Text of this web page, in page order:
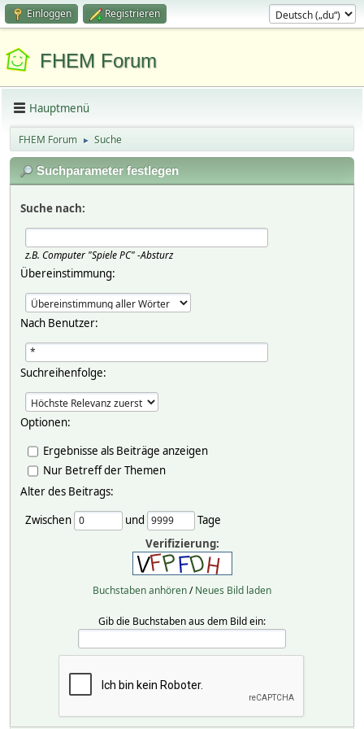
Einloggen Registrieren
FHEM Forum
Hauptmenü
FHEM Forum ► Suche
Suchparameter festlegen
Suche nach:
z.B. Computer "Spiele PC" -Absturz
Übereinstimmung:
Nach Benutzer:
Suchreihenfolge:
Optionen:
Ergebnisse als Beiträge anzeigen
Nur Betreff der Themen
Alter des Beitrags:
Zwischen
und
Tage
Verifizierung:
Buchstaben anhören/Neues Bild laden
Gib die Buchstaben aus dem Bild ein: